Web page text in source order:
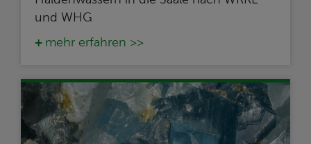
und WHG
mehr erfahren >>